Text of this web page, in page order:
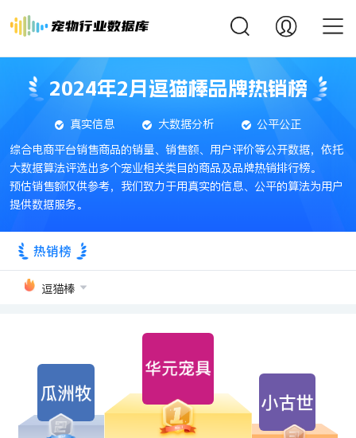
2024年2月逗猫棒品牌热销榜
真实信息 大数据分析
公平公正
综合电商平台销售商品的销量、销售额、用户评价等公开数据，依托
大数据算法评选出多个宠业相关类目的商品及品牌热销排行榜。
预估销售额仅供参考，我们致力于用真实的信息、公平的算法为用户
提供数据服务。
热销榜
逗猫棒